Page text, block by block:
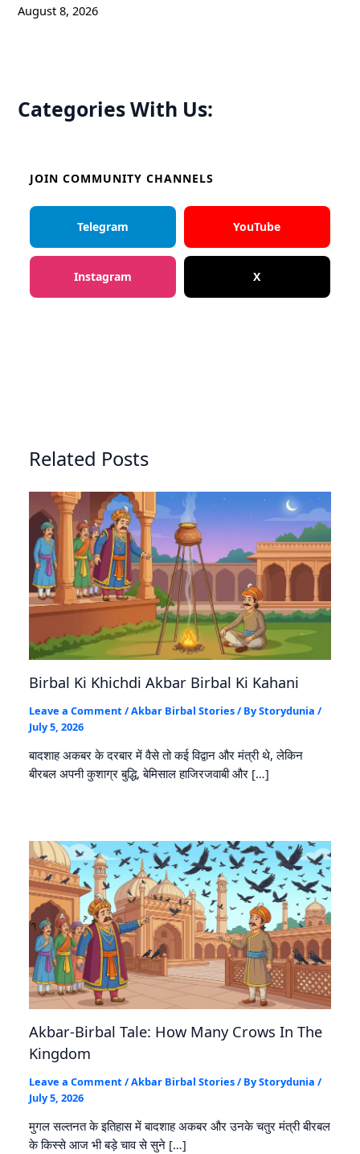
August 8, 2026
Categories With Us:
JOIN COMMUNITY CHANNELS
Telegram YouTube
Instagram X
Related Posts
Birbal Ki Khichdi Akbar Birbal Ki Kahani
Leave a Comment /Akbar Birbal Stories/ ByStorydunia /
July 5, 2026
बादशाह अकबर के दरबार में वैसे तो कई विद्वान और मंत्री थे, लेकिन
बीरबल अपनी कुशाग्र बुद्धि, बेमिसाल हाजिरजवाबी और […]
Akbar-Birbal Tale: How Many Crows In The
Kingdom
Leave a Comment /Akbar Birbal Stories/ ByStorydunia /
July 5, 2026
मुगल सल्तनत के इतिहास में बादशाह अकबर और उनके चतुर मंत्री बीरबल
के किस्से आज भी बड़े चाव से सुने […]